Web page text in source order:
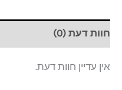
חוות דעת (0)
אין עדיין חוות דעת.